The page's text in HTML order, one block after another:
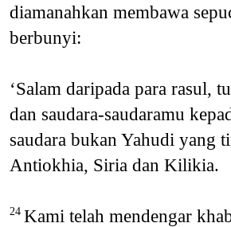
diamanahkan membawa
berbunyi:
‘Salam daripada para rasul,
dan saudara-saudaramu
saudara bukan Yahudi yang
Antiokhia, Siria dan Kilikia.
24 Kami telah mendengar